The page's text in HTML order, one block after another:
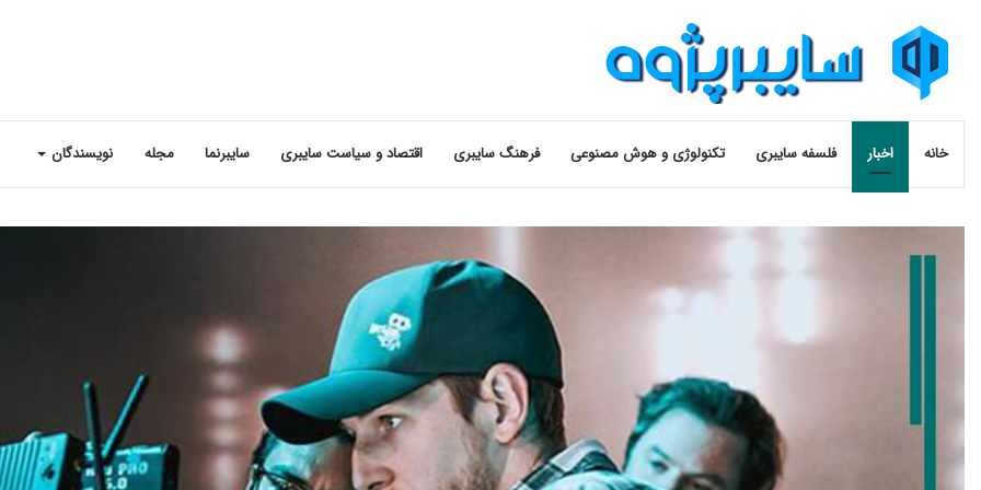
خانه اخبار فلسفه سایبری تکنولوژی و هوش مصنوعی فرهنگ سایبری اقتصاد و سیاست سایبری سایبرنما مجله نویسندگان